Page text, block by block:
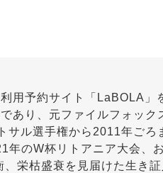
用予約サイト「LaBOLA」
あり、元ファイルフォック
ル選手権から2011年ごろ
年のW杯リトアニア大会、
栄枯盛衰を見届けた生き証